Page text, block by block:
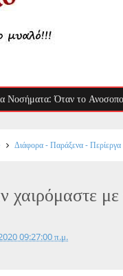
Όταν το Ανοσοποιητικό
Διάφορα - Παράξενα - Περίεργα
χαιρόμαστε
09:27:00 π.μ.